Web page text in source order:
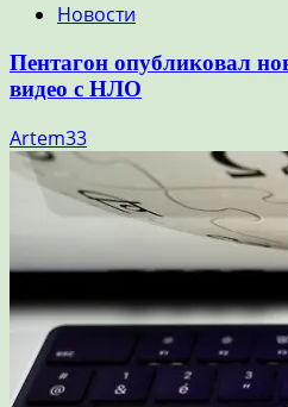
Новости
Пентагон опубликовал
видео с НЛО
Artem33